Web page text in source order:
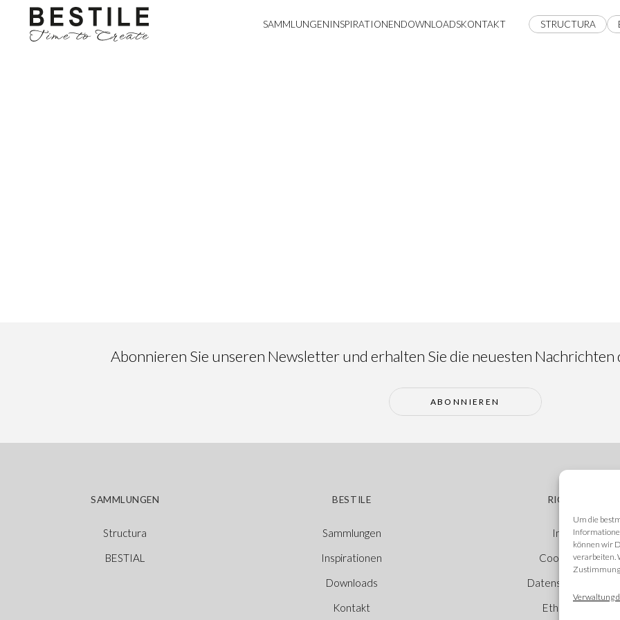
Um die
können wir
verarbeiten.
Zustimmung
Verwaltung
SAMMLUNGENINSPIRATIONENDOWNLOADSKONTAKT STRUCTURA
Abonnieren Sie unseren Newsletter und erhalten Sie die neuesten
ABONNIEREN
SAMMLUNGEN
Structura
BESTIAL
BESTILE
Sammlungen
Inspirationen
Downloads
Kontakt
RICHTLINIEN
Impressum
Cookie-Richtlinie
Ethischer Kanal